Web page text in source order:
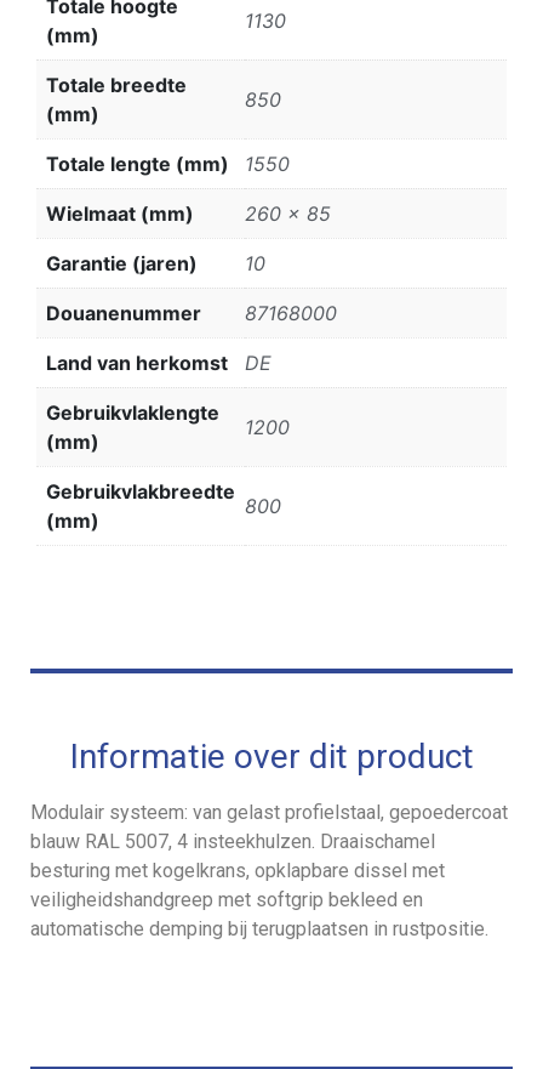
Totale hoogte
(mm)
1130
Totale breedte
(mm)
850
Totale lengte (mm) 1550
Wielmaat (mm) 260 x 85
Garantie (jaren) 10
Douanenummer 87168000
Land van herkomst DE
Gebruikvlaklengte
(mm)
1200
Gebruikvlakbreedte
(mm)
800
Informatie over dit product
Modulair systeem: van gelast profielstaal, gepoedercoat
blauw RAL 5007, 4 insteekhulzen. Draaischamel
besturing met kogelkrans, opklapbare dissel met
veiligheidshandgreep met softgrip bekleed en
automatische demping bij terugplaatsen in rustpositie.